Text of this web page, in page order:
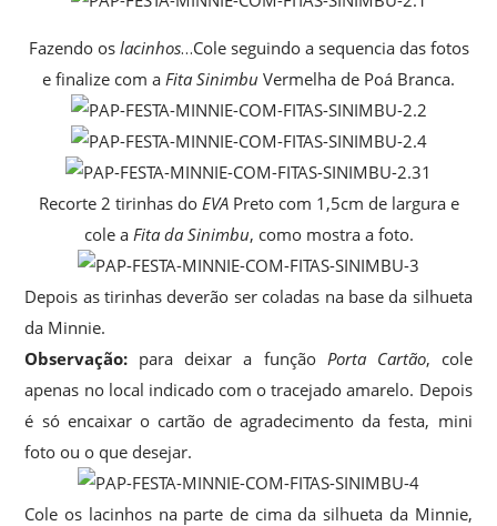
Fazendo os lacinhos…Cole seguindo a sequencia das fotos
e finalize com a Fita Sinimbu Vermelha de Poá Branca.
Recorte 2 tirinhas do EVAPreto com 1,5cm de largura e
cole a Fita da Sinimbu, como mostra a foto.
Depois as tirinhas deverão ser coladas na base da silhueta
da Minnie.
Observação: para deixar a função Porta Cartão, cole
apenas no local indicado com o tracejado amarelo. Depois
é só encaixar o cartão de agradecimento da festa, mini
foto ou o que desejar.
Cole os lacinhos na parte de cima da silhueta da Minnie,